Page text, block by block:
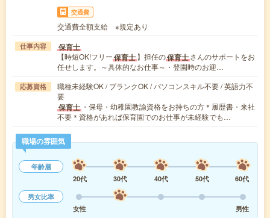
交通費
交通費全額支給 ※規定あり
仕事内容 保育士
【時短OK!フリー保育士】担任の保育士さんのサポートをお
任せします。～具体的なお仕事～・登園時のお迎…
応募資格
職種未経験OK / ブランクOK / パソコンスキル不要 / 英語力不
要
保育士 ・保母・幼稚園教諭資格をお持ちの方＊履歴書・来社
不要＊資格があれば保育園でのお仕事が未経験でも…
職場の雰囲気
年齢層
20代
30代 40代 50代
60代
男女比率
女性
男性